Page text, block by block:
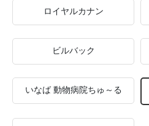
ロイヤルカナン
ビルバック
いなば 動物病院ちゅ～る